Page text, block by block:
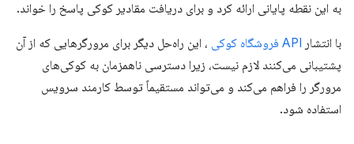
به این نقطه پایانی ارائه کرد و برای دریافت مقادیر کوکی پاسخ را خواند.
با انتشار API فروشگاه کوکی
، این راه‌حل دیگر برای مرورگرهایی که از آن
پشتیبانی می‌کنند لازم نیست، زیرا دسترسی ناهمزمان به کوکی‌های
مرورگر را فراهم می‌کند و می‌تواند مستقیماً توسط کارمند سرویس
استفاده شود.